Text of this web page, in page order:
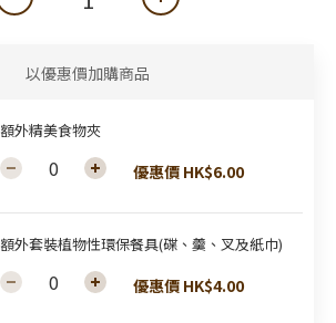
以優惠價加購商品
額外精美食物夾
優惠價 HK$6.00
額外套裝植物性環保餐具(碟、羹、叉及紙巾)
優惠價 HK$4.00